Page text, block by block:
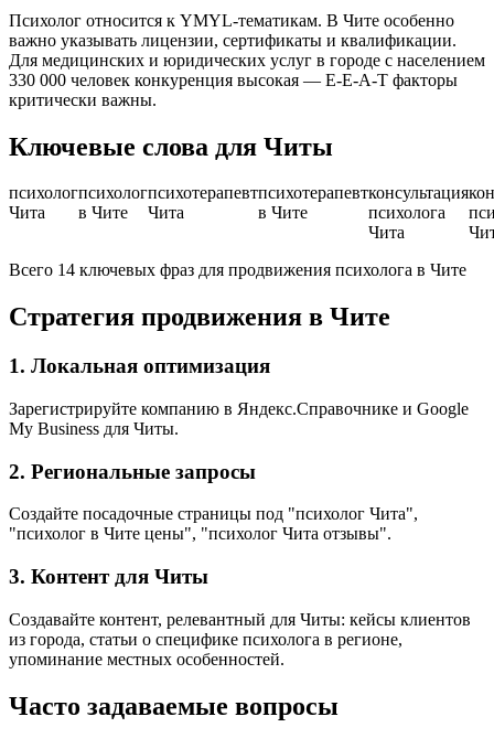
Психолог относится к YMYL-тематикам. В Чите особенно
важно указывать лицензии, сертификаты и квалификации.
Для медицинских и юридических услуг в городе с населением
330 000 человек конкуренция высокая — E-E-A-T факторы
критически важны.
Ключевые слова для Читы
психолог
Чита
психолог
в Чите
психотерапевт
Чита
психотерапевт
в Чите
консультация
психолога
Чита
Всего 14 ключевых фраз для продвижения психолога в Чите
Стратегия продвижения в Чите
1. Локальная оптимизация
Зарегистрируйте компанию в Яндекс.Справочнике и Google
My Business для Читы.
2. Региональные запросы
Создайте посадочные страницы под "психолог Чита",
"психолог в Чите цены", "психолог Чита отзывы".
3. Контент для Читы
Создавайте контент, релевантный для Читы: кейсы клиентов
из города, статьи о специфике психолога в регионе,
упоминание местных особенностей.
Часто задаваемые вопросы